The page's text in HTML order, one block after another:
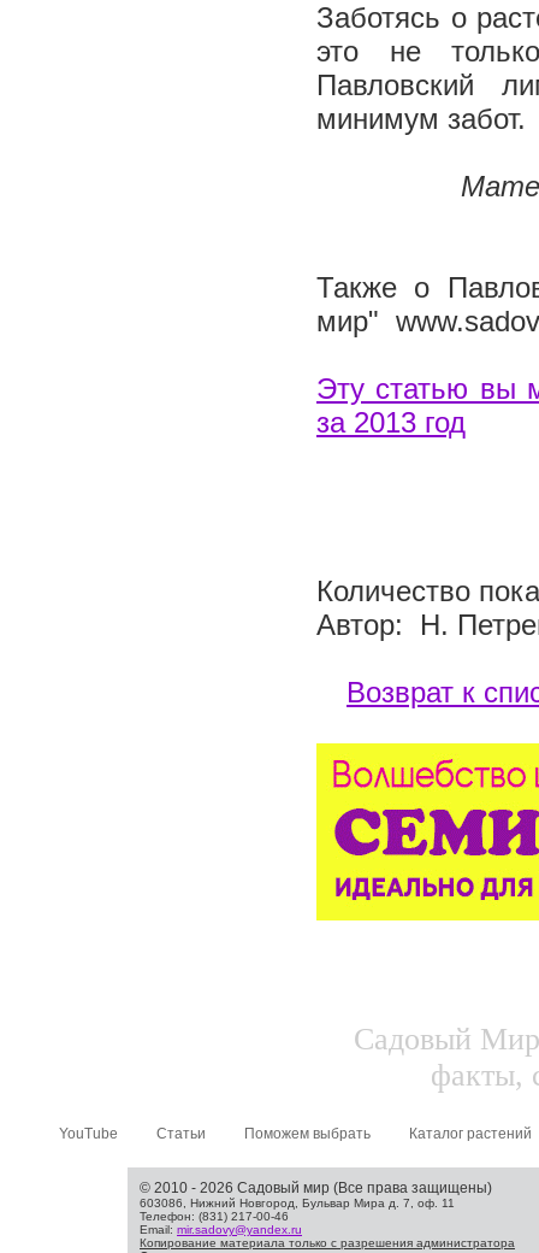
Заботясь о
это не
Павловский
минимум забот.
Также о
мир"
Эту статью вы
за 2013 год
Количество
Автор: Н.
Возврат к
Садовый
факты,
YouTube Статьи Поможем выбрать Каталог растений
© 2010 - 2026 Садовый мир (Все права защищены)
603086, Нижний Новгород, Бульвар Мира д. 7, оф. 11
Телефон: (831) 217-00-46
Email: mir.sadovy@yandex.ru
Копирование материала только с разрешения администратора